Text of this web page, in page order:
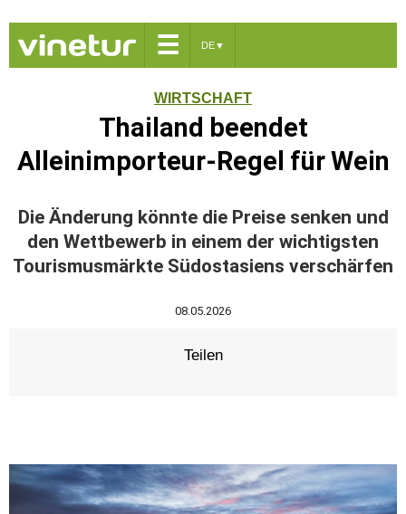
☰ DE▼
WIRTSCHAFT
Thailand beendet
Alleinimporteur-Regel für Wein
Die Änderung könnte die Preise senken und
den Wettbewerb in einem der wichtigsten
Tourismusmärkte Südostasiens verschärfen
08.05.2026
Teilen